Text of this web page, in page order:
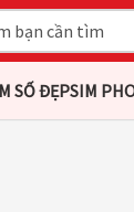
SỐ ĐẸPSIM